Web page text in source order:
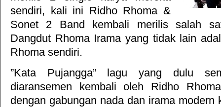
sendiri, kali ini Ridho Rhoma &
Sonet 2 Band kembali merilis salah
Dangdut Rhoma Irama yang tidak lain
Rhoma sendiri.
”Kata Pujangga” lagu yang dulu
diaransemen kembali oleh Ridho
dengan gabungan nada dan irama modern